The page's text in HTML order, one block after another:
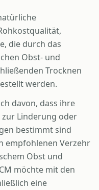
die durch das
Obst- und
Trocknen
werden.
davon, dass ihre
Linderung oder
bestimmt sind
empfohlenen Verzehr
Obst und
möchte mit den
eine